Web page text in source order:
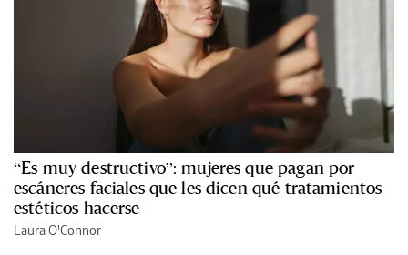
“Es muy destructivo”: mujeres que pagan por
escáneres faciales que les dicen qué tratamientos
estéticos hacerse
Laura O'Connor